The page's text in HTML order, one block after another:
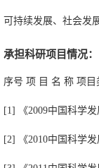
可持续发展、社会发
承担科研项目情况：
序号 项 目 名 称 项目
[1] 《2009中国科学
[2] 《2010中国科学